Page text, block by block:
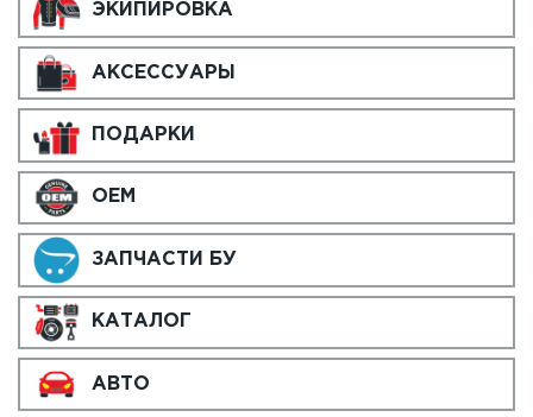
ЭКИПИРОВКА
АКСЕССУАРЫ
ПОДАРКИ
OEM
ЗАПЧАСТИ БУ
КАТАЛОГ
АВТО